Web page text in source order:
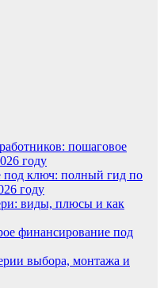
пошаговое
году
под ключ: полный гид по
году
виды, плюсы и как
финансирование под
выбора, монтажа и